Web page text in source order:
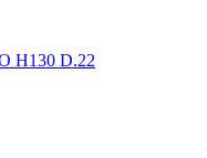
H130 D.22